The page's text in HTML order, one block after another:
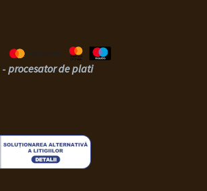
- procesator de plati